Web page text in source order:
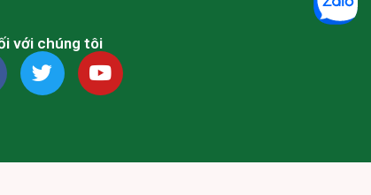
với chúng tôi